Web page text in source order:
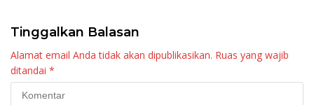
Tinggalkan Balasan
Alamat email Anda tidak akan dipublikasikan. Ruas yang wajib
ditandai *